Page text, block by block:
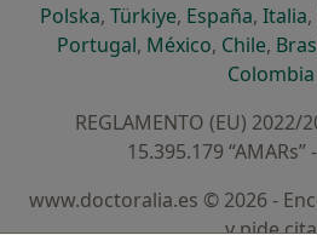
Polskase abre en una nueva
, Türkiyese abre en
, Españase
, Italia,
Portugalse abre en una
, Méxicose abre en
, Chilese
,
Colombia
REGLAMENTO (EU) 2022/
15.395.179 “AMARs”
www.doctoralia.es © 2026 -
y pide cita